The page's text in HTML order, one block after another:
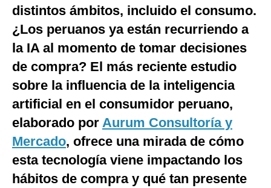
Gestión TV
Videos
Fotogalerías
gestion.pe
¿quiénes
Somos?
Términos
Y
Condiciones
distintos ámbitos, incluido el consumo.
¿Los peruanos ya están recurriendo a
la IA al momento de tomar decisiones
de compra? El más reciente estudio
sobre la influencia de la inteligencia
artificial en el consumidor peruano,
elaborado por Aurum Consultoría y
Mercado, ofrece una mirada de cómo
esta tecnología viene impactando los
hábitos de compra y qué tan presente